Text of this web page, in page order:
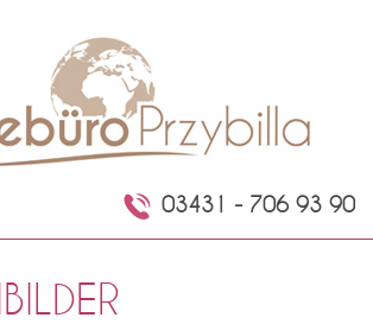
03431 - 706 93 90